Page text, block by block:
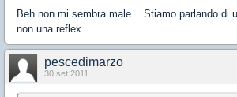
Beh non mi sembra male... Stiamo parlando di
non una reflex...
pescedimarzo
30 set 2011